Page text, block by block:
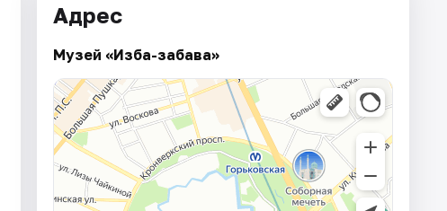
Адрес
Музей «Изба-забава»